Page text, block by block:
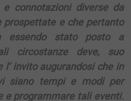
connotazioni diverse da
prospettate e che pertanto
essendo stato posto a
circostanze deve, suo
l’ invito augurandosi che in
siano tempi e modi per
e programmare tali eventi.